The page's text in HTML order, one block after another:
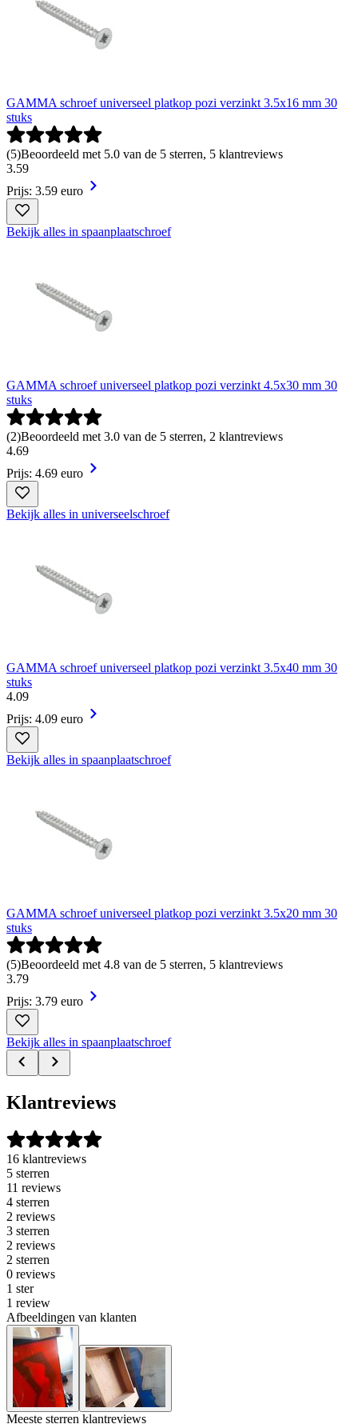
GAMMA schroef universeel platkop pozi verzinkt 3.5x16 mm 30
stuks
(5)Beoordeeld met 5.0 van de 5 sterren, 5 klantreviews
3.59
Prijs: 3.59 euro
Bekijk alles in spaanplaatschroef
GAMMA schroef universeel platkop pozi verzinkt 4.5x30 mm 30
stuks
(2)Beoordeeld met 3.0 van de 5 sterren, 2 klantreviews
4.69
Prijs: 4.69 euro
Bekijk alles in universeelschroef
GAMMA schroef universeel platkop pozi verzinkt 3.5x40 mm 30
stuks
4.09
Prijs: 4.09 euro
Bekijk alles in spaanplaatschroef
GAMMA schroef universeel platkop pozi verzinkt 3.5x20 mm 30
stuks
(5)Beoordeeld met 4.8 van de 5 sterren, 5 klantreviews
3.79
Prijs: 3.79 euro
Bekijk alles in spaanplaatschroef
Klantreviews
16 klantreviews
5 sterren
11 reviews
4 sterren
2 reviews
3 sterren
2 reviews
2 sterren
0 reviews
1 ster
1 review
Afbeeldingen van klanten
Meeste sterren klantreviews